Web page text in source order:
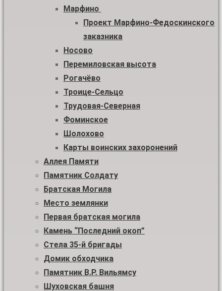
Марфино
Проект Марфино-Федоскинского
заказника
Носово
Перемиловская высота
Рогачёво
Троице-Сельцо
Трудовая-Северная
Фоминское
Шолохово
Карты воинских захоронений
Аллея Памяти
Памятник Солдату
Братская Могила
Место землянки
Первая братская могила
Камень “Последний окоп”
Стела 35-й бригады
Домик обходчика
Памятник В.Р. Вильямсу
Шуховская башня